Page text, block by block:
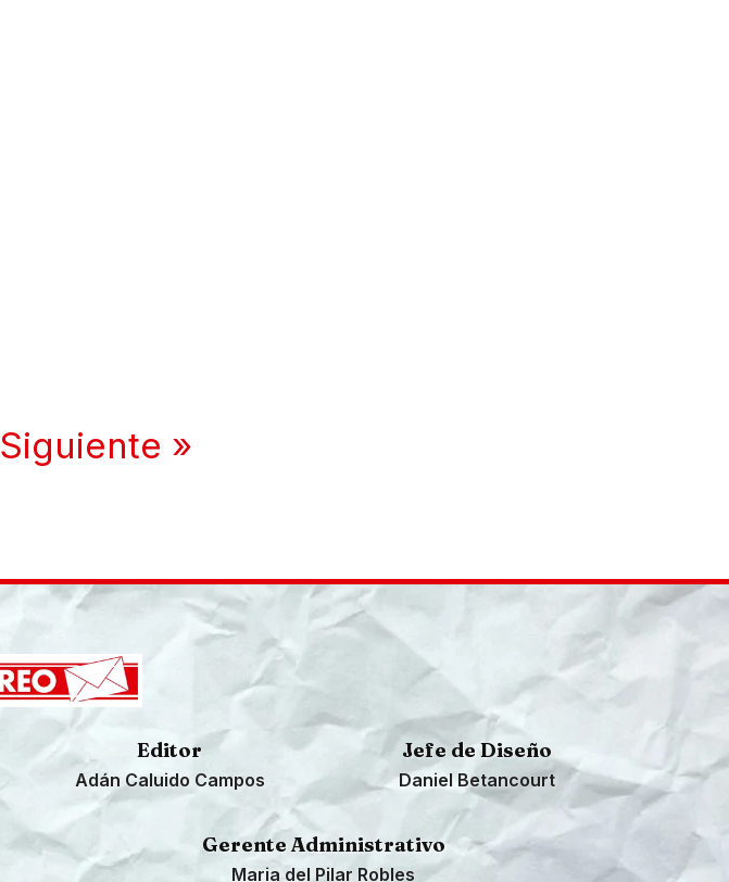
Siguiente »
Editor
Adán Caluido Campos
Jefe de Diseño
Daniel Betancourt
Gerente Administrativo
Maria del Pilar Robles